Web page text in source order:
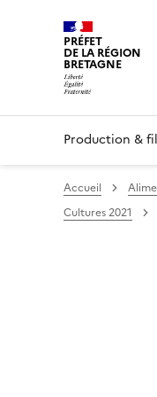
PRÉFET
DE LA RÉGION
BRETAGNE
Production &
Accueil
Cultures 2021